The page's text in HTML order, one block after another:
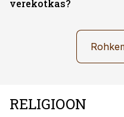
verekotkas?
RELIGIOON